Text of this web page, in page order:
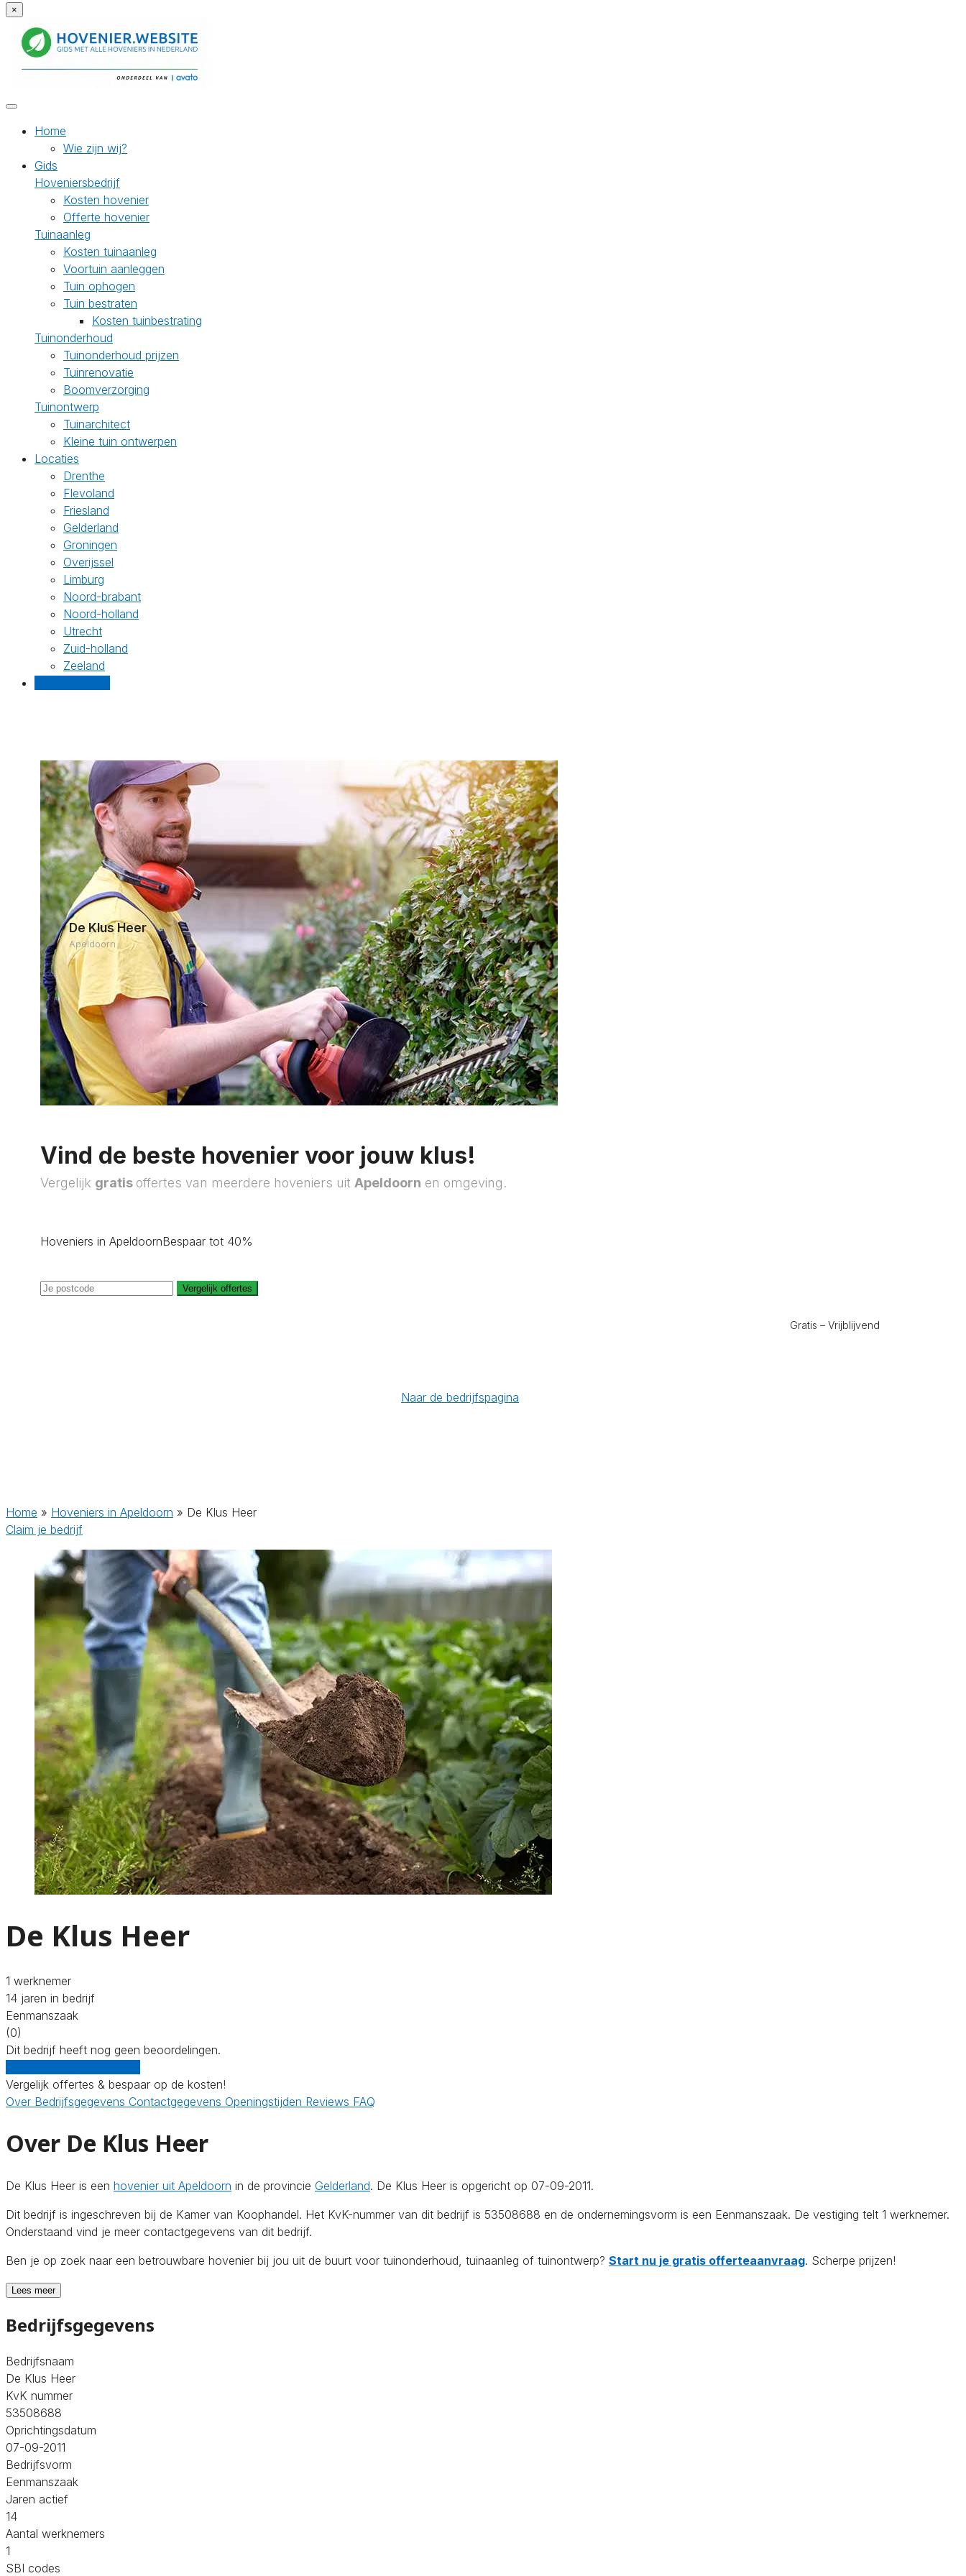
×
Home
Wie zijn wij?
Gids
Hoveniersbedrijf
Kosten hovenier
Offerte hovenier
Tuinaanleg
Kosten tuinaanleg
Voortuin aanleggen
Tuin ophogen
Tuin bestraten
Kosten tuinbestrating
Tuinonderhoud
Tuinonderhoud prijzen
Tuinrenovatie
Boomverzorging
Tuinontwerp
Tuinarchitect
Kleine tuin ontwerpen
Locaties
Drenthe
Flevoland
Friesland
Gelderland
Groningen
Overijssel
Limburg
Noord-brabant
Noord-holland
Utrecht
Zuid-holland
Zeeland
De Klus Heer
Apeldoorn
Vind de beste hovenier voor jouw klus!
Vergelijk gratis offertes van meerdere hoveniers uit Apeldoorn en omgeving.
Hoveniers in ApeldoornBespaar tot 40%
Vergelijk offertes
Gratis – Vrijblijvend
Naar de bedrijfspagina
Home » Hoveniers in Apeldoorn » De Klus Heer
Claim je bedrijf
De Klus Heer
1 werknemer
14 jaren in bedrijf
Eenmanszaak
(0)
Dit bedrijf heeft nog geen beoordelingen.
Vergelijk offertes & bespaar op de kosten!
Over Bedrijfsgegevens Contactgegevens Openingstijden Reviews FAQ
Over De Klus Heer
De Klus Heer is een hovenier uit Apeldoorn in de provincie Gelderland. De Klus Heer is opgericht op 07-09-2011.
Dit bedrijf is ingeschreven bij de Kamer van Koophandel. Het KvK-nummer van dit bedrijf is 53508688 en de ondernemingsvorm is een Eenmanszaak. De vestiging telt 1 werknemer.
Onderstaand vind je meer contactgegevens van dit bedrijf.
Ben je op zoek naar een betrouwbare hovenier bij jou uit de buurt voor tuinonderhoud, tuinaanleg of tuinontwerp? Start nu je gratis offerteaanvraag. Scherpe prijzen!
Lees meer
Bedrijfsgegevens
Bedrijfsnaam
De Klus Heer
KvK nummer
53508688
Oprichtingsdatum
07-09-2011
Bedrijfsvorm
Eenmanszaak
Jaren actief
14
Aantal werknemers
1
SBI codes